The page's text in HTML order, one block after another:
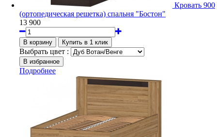
Кровать 900
(ортопедическая решетка) спальня "Бостон"
13 900
Выбрать цвет :
Подробнее